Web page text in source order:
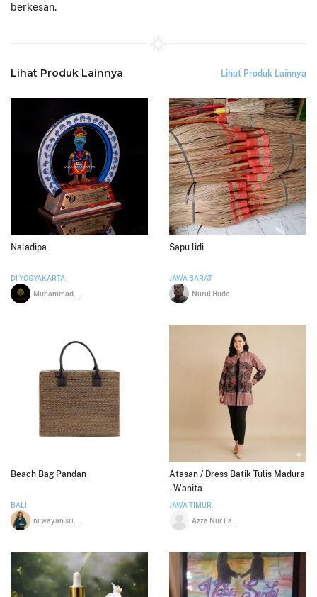
berkesan.
Lihat Produk Lainnya Lihat Produk Lainnya
Naladipa
DI YOGYAKARTA
Sapu lidi
JAWA BARAT
Nurul Huda
Beach Bag Pandan
BALI
Atasan / Dress Batik Tulis Madura
- Wanita
JAWA TIMUR